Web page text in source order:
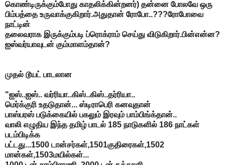
கொண்டிருக்கும்போது காதலிக்கின்றனர்) தன்னை போலவே ஒரு
பிம்பத்தை உருவாக்குகிறார்.அதுதான் ரோபோ..???ரோபோவை
நாட்டின்
தலைவராக இருக்கும்படி ப்ரொக்ராம் செய்து விடுகிறார்.பின்என்ன?
ஐஸ்வர்யாவுடன் கும்மாளம்தான்?
முதல் டூயட் பாடலான
"ஐஸ்..ஐஸ்.. வர்ரியா..கிஸ்..கிஸ்..தர்ரியா..
மெர்க்குரி உதடுதான்... ஸ்டிராபெரி கனவுதான்
பாஸ்பரஸ் படுக்கையில் பகலும் இரவும் பாம்பிங்க்தான்..
வாலி எழுதிய இந்த தமிழ் பாடல் 185 நாடுகளில் 186 நாட்கள்
படம்பிடிக்க
பட்டது...1500 டான்சர்கள்,1501குதிரைகள்,1502
மான்கள்,1503மயில்கள்...